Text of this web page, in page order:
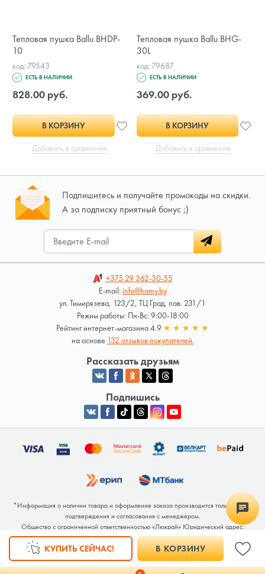
В КОРЗИНУ
КУПИТЬ СЕЙЧАС!
Тепловая пушка Ballu BHDP-
10
код: 79543
ЕСТЬ В НАЛИЧИИ
828.00 руб.
В КОРЗИНУ
Добавить в сравнение
Тепловая пушка Ballu BHG-
30L
код: 79687
ЕСТЬ В НАЛИЧИИ
369.00 руб.
В КОРЗИНУ
Добавить в сравнение
Подпишитесь и получайте промокоды на скидки.
А за подписку приятный бонус ;)
+375 29362-30-55
E-mail:info@homy.by
ул. Тимирязева, 123/2, ТЦ Град, пав. 231/1
Режим работы: Пн-Вс: 9:00-18:00
Рейтинг интернет-магазина 4.9 ★ ★ ★ ★ ★
на основе 132 отзывов покупателей.
Рассказать друзьям
Подпишись
*Информация о наличии товара и оформление заказа производится только после
подтверждения и согласования с менеджером.
Общество с ограниченной ответственностью «Люкрай» Юридический адрес:
220062, г. Минск, ул. Тимирязева, дом 123, корп. 2, оф. 367/2 Почтовый адрес:
220062, г. Минск, ул. Тимирязева, дом 123, корп. 2, оф. 367/2 УНП 691764371
Интернет-магазин зарегистрирован в Торговом реестре РБ под номером 768117 от
04.02.2026.